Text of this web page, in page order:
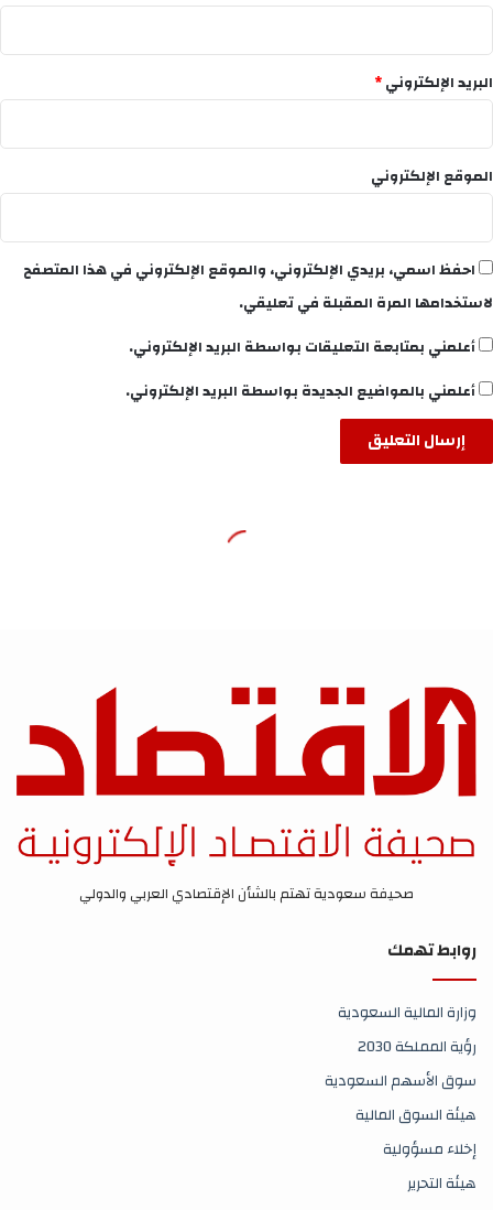
صحيفة سعودية تهتم بالشأن الإقتصادي العربي والدولي
روابط تهمك
وزارة المالية السعودية
رؤية المملكة 2030
سوق الأسهم السعودية
هيئة السوق المالية
إخلاء مسؤولية
هيئة التحرير